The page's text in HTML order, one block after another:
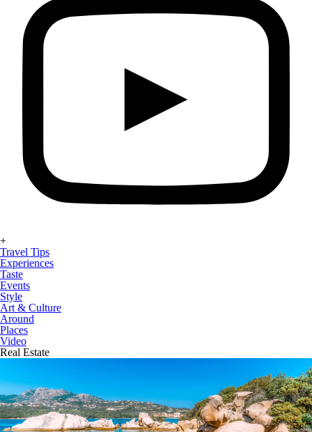
+
Travel Tips
Experiences
Taste
Events
Style
Art & Culture
Around
Places
Video
Real Estate